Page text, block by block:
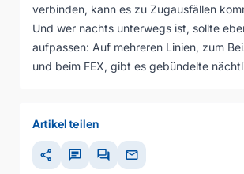
verbinden, kann es zu Zugausfällen
Und wer nachts unterwegs ist, sollte
aufpassen: Auf mehreren Linien, zum
und beim FEX, gibt es gebündelte
Artikel teilen
share chat forum mail